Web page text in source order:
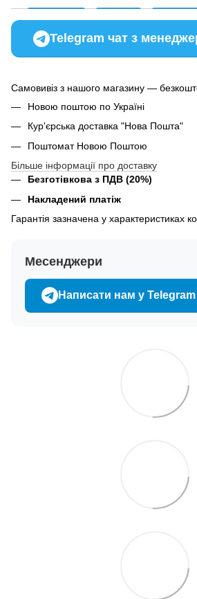
Telegram чат з
Самовивіз з нашого магазину —
Новою поштою по Україні
Кур'єрська доставка "Нова Пошта"
Поштомат Новою Поштою
Більше інформації про доставку
Безготівкова з ПДВ (20%)
Накладений платіж
Гарантія зазначена у характеристиках
Месенджери
Написати нам у Telegram